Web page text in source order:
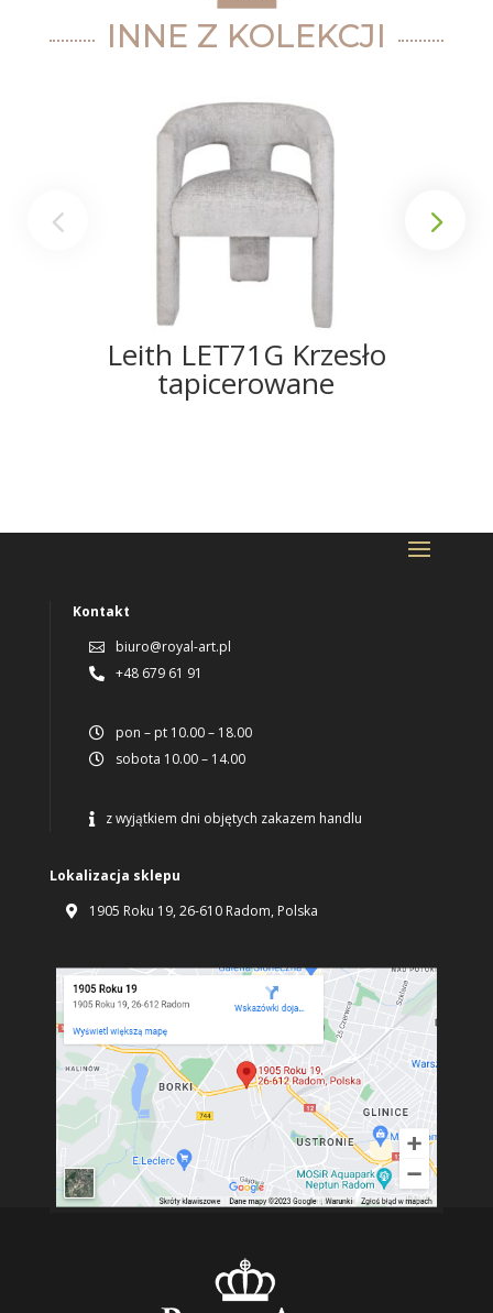
INNE Z KOLEKCJI
Leith LET71G Krzesło
tapicerowane
Kontakt
 biuro@royal-art.pl
 +48 679 61 91
 pon – pt 10.00 – 18.00
 sobota 10.00 – 14.00
 z wyjątkiem dni objętych zakazem handlu
Lokalizacja sklepu
 1905 Roku 19, 26-610 Radom, Polska